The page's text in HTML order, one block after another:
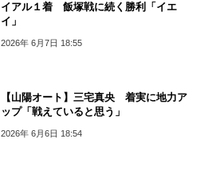
イアル１着 飯塚戦に続く勝利「イエ
イ」
2026年 6月7日 18:55
【山陽オート】三宅真央 着実に地力ア
ップ「戦えていると思う」
2026年 6月6日 18:54